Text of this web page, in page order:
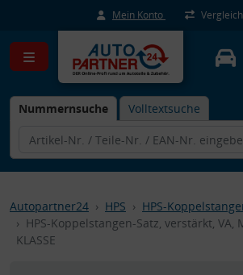
Mein Konto
Nummernsuche Volltextsuche
Autopartner24 HPS
HPS-
HPS-Koppelstangen-Satz, verstärkt, VA,
KLASSE